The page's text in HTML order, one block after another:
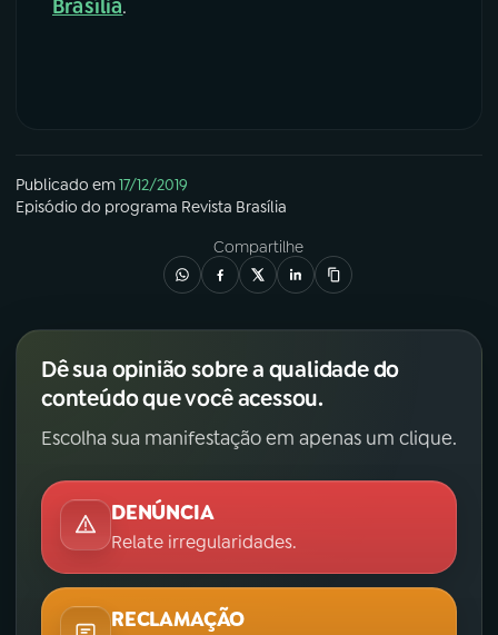
Brasília.
Publicado em17/12/2019
Episódio do programa Revista Brasília
Compartilhe
Dê sua opinião sobre a qualidade do
conteúdo que você acessou.
Escolha sua manifestação em apenas um clique.
DENÚNCIA
Relate irregularidades.
RECLAMAÇÃO